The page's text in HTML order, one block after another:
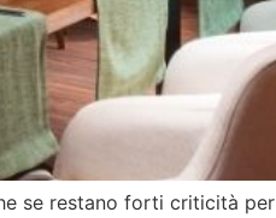
se restano forti criticità per